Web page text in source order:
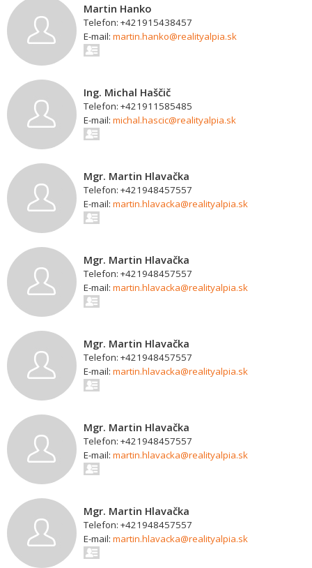
Martin Hanko
Telefon: +421915438457
E-mail: martin.hanko@realityalpia.sk
Ing. Michal Haščič
Telefon: +421911585485
E-mail: michal.hascic@realityalpia.sk
Mgr. Martin Hlavačka
Telefon: +421948457557
E-mail: martin.hlavacka@realityalpia.sk
Mgr. Martin Hlavačka
Telefon: +421948457557
E-mail: martin.hlavacka@realityalpia.sk
Mgr. Martin Hlavačka
Telefon: +421948457557
E-mail: martin.hlavacka@realityalpia.sk
Mgr. Martin Hlavačka
Telefon: +421948457557
E-mail: martin.hlavacka@realityalpia.sk
Mgr. Martin Hlavačka
Telefon: +421948457557
E-mail: martin.hlavacka@realityalpia.sk